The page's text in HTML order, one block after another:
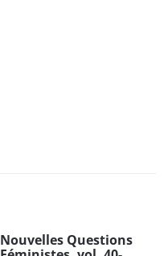
Nouvelles Questions